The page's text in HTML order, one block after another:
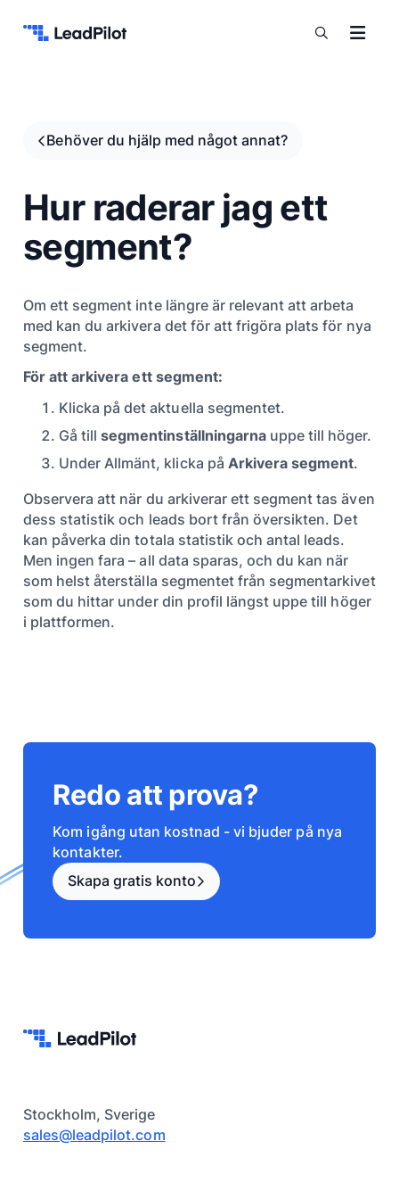
Behöver du hjälp med något annat?
Hur raderar jag ett
segment?
Om ett segment inte längre är relevant att arbeta
med kan du arkivera det för att frigöra plats för nya
segment.
För att arkivera ett segment:
Klicka på det aktuella segmentet.
Gå tillsegmentinställningarnauppe till höger.
Under Allmänt, klicka på Arkivera segment.
Observera att när du arkiverar ett segment tas även
dess statistik och leads bort från översikten. Det
kan påverka din totala statistik och antal leads.
Men ingen fara – all data sparas, och du kan när
som helst återställa segmentet från segmentarkivet
som du hittar under din profil längst uppe till höger
i plattformen.
Redo att prova?
Kom igång utan kostnad - vi bjuder på nya
kontakter.
Skapa gratis konto
Stockholm, Sverige
sales@leadpilot.com